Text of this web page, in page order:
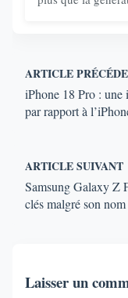
ARTICLE
iPhone 18 Pro : une
par rapport à
ARTICLE SUIVANT
Samsung Galaxy Z
clés malgré son
Laisser un